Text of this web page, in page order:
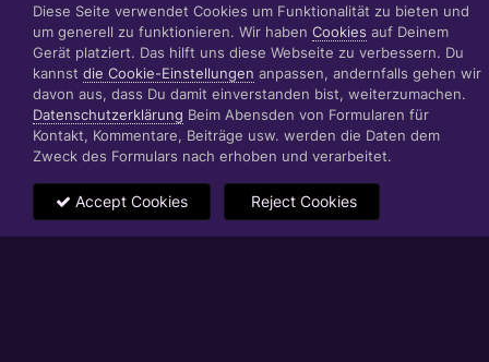
Datenschutzerklärung Impressum
© 1999 - 2022 RÄBIGER IT|WEB|VIDEO|CONSULTING
www.raebiger.pro
Powered by Invision Community
Diese Seite verwendet Cookies um Funktionalität zu bieten und
um generell zu funktionieren. Wir haben Cookies auf Deinem
Gerät platziert. Das hilft uns diese Webseite zu verbessern. Du
kannst die Cookie-Einstellungen anpassen, andernfalls gehen wir
davon aus, dass Du damit einverstanden bist, weiterzumachen.
Datenschutzerklärung Beim Abensden von Formularen für
Kontakt, Kommentare, Beiträge usw. werden die Daten dem
Zweck des Formulars nach erhoben und verarbeitet.
Accept Cookies Reject Cookies